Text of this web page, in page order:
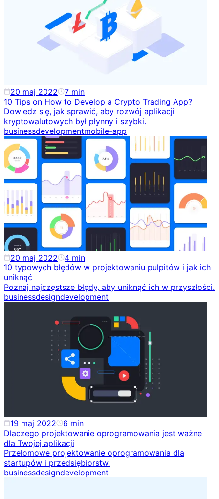
20 maj 2022 7 min
10 Tips on How to Develop a Crypto Trading App?
Dowiedz się, jak sprawić, aby rozwój aplikacji
kryptowalutowych był płynny i szybki.
businessdevelopmentmobile-app
20 maj 2022 4 min
10 typowych błędów w projektowaniu pulpitów i jak ich
uniknąć
Poznaj najczęstsze błędy, aby uniknąć ich w przyszłości.
businessdesigndevelopment
19 maj 2022 6 min
Dlaczego projektowanie oprogramowania jest ważne
dla Twojej aplikacji
Przełomowe projektowanie oprogramowania dla
startupów i przedsiębiorstw.
businessdesigndevelopment